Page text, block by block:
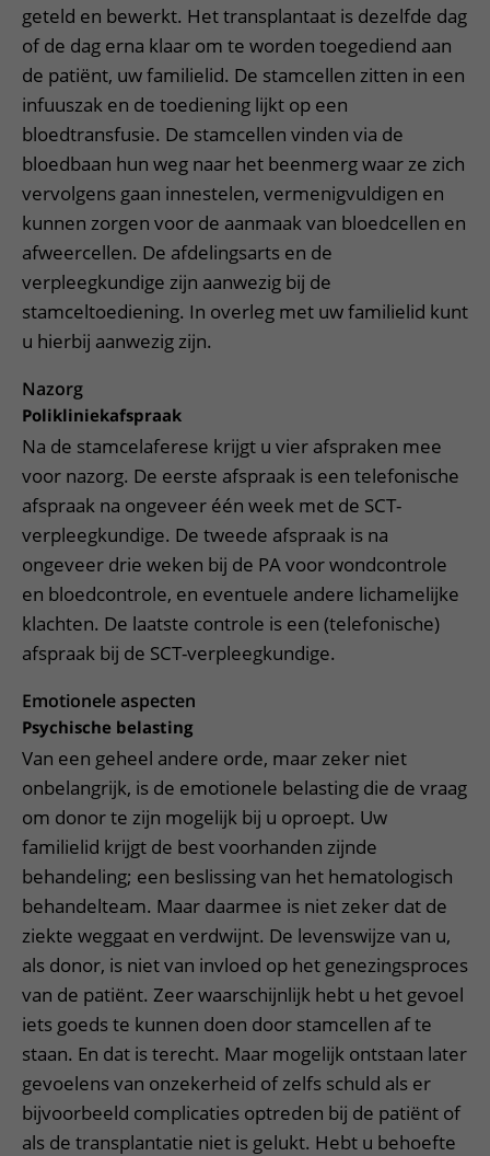
geteld en bewerkt. Het transplantaat is dezelfde dag
of de dag erna klaar om te worden toegediend aan
de patiënt, uw familielid. De stamcellen zitten in een
infuuszak en de toediening lijkt op een
bloedtransfusie. De stamcellen vinden via de
bloedbaan hun weg naar het beenmerg waar ze zich
vervolgens gaan innestelen, vermenigvuldigen en
kunnen zorgen voor de aanmaak van bloedcellen en
afweercellen. De afdelingsarts en de
verpleegkundige zijn aanwezig bij de
stamceltoediening. In overleg met uw familielid kunt
u hierbij aanwezig zijn.
Nazorg
Polikliniekafspraak
Na de stamcelaferese krijgt u vier afspraken mee
voor nazorg. De eerste afspraak is een telefonische
afspraak na ongeveer één week met de SCT-
verpleegkundige. De tweede afspraak is na
ongeveer drie weken bij de PA voor wondcontrole
en bloedcontrole, en eventuele andere lichamelijke
klachten. De laatste controle is een (telefonische)
afspraak bij de SCT-verpleegkundige.
Emotionele aspecten
Psychische belasting
Van een geheel andere orde, maar zeker niet
onbelangrijk, is de emotionele belasting die de vraag
om donor te zijn mogelijk bij u oproept. Uw
familielid krijgt de best voorhanden zijnde
behandeling; een beslissing van het hematologisch
behandelteam. Maar daarmee is niet zeker dat de
ziekte weggaat en verdwijnt. De levenswijze van u,
als donor, is niet van invloed op het genezingsproces
van de patiënt. Zeer waarschijnlijk hebt u het gevoel
iets goeds te kunnen doen door stamcellen af te
staan. En dat is terecht. Maar mogelijk ontstaan later
gevoelens van onzekerheid of zelfs schuld als er
bijvoorbeeld complicaties optreden bij de patiënt of
als de transplantatie niet is gelukt. Hebt u behoefte